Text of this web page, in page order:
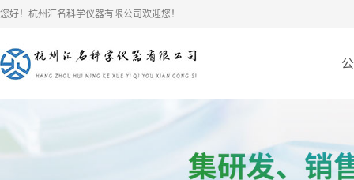
您好！杭州汇名科学仪器有限公司欢迎您！